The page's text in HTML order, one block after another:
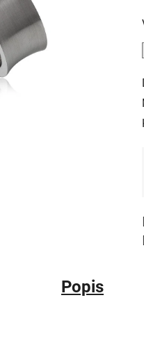
Popis